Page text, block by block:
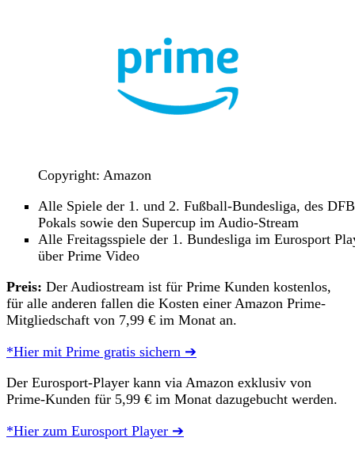
Copyright: Amazon
Alle Spiele der 1. und 2. Fußball-Bundesliga, des
Pokals sowie den Supercup im Audio-Stream
Alle Freitagsspiele der 1. Bundesliga im Eurosport
über Prime Video
Preis: Der Audiostream ist für Prime Kunden kostenlos,
für alle anderen fallen die Kosten einer Amazon Prime-
Mitgliedschaft von 7,99 € im Monat an.
*Hier mit Prime gratis sichern ➔
Der Eurosport-Player kann via Amazon exklusiv von
Prime-Kunden für 5,99 € im Monat dazugebucht werden.
*Hier zum Eurosport Player ➔